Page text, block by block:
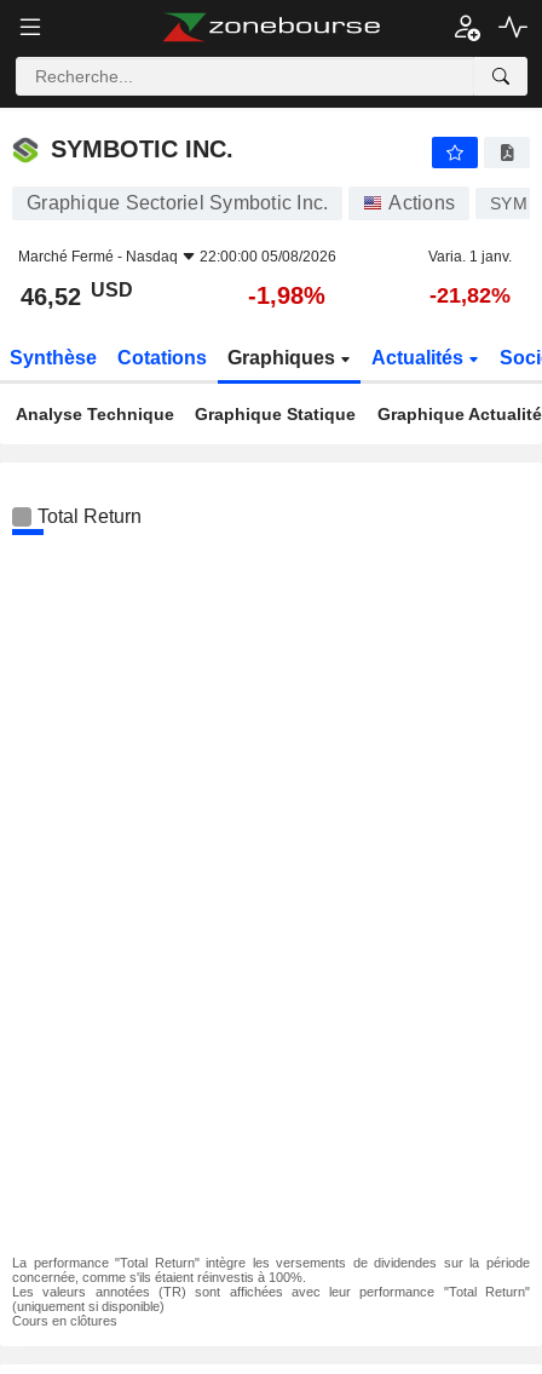
SYMBOTIC INC.
SYMBOTIC INC.
Graphique Sectoriel Symbotic Inc. Actions SYM
Marché Fermé - Nasdaq 22:00:00 05/08/2026 Varia. 1 janv.
46,52 USD -1,98% -21,82%
Synthèse Cotations Graphiques Actualités
Analyse Technique Graphique Statique Graphique
Total Return
La performance "Total Return" intègre les versements de dividendes sur la période
concernée, comme s'ils étaient réinvestis à 100%.
Les valeurs annotées (TR) sont affichées avec leur performance "Total Return"
(uniquement si disponible)
Cours en clôtures